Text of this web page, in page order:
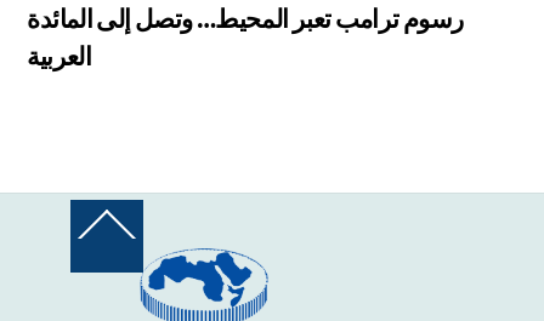
رسوم ترامب تعبر المحيط… وتصل إلى المائدة
العربية
Back
Top